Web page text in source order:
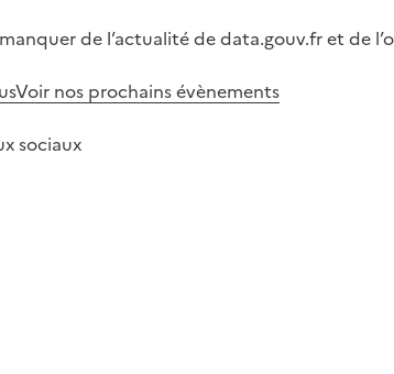
de l’actualité de data.gouv.fr et de
Voir nos prochains évènements
sociaux